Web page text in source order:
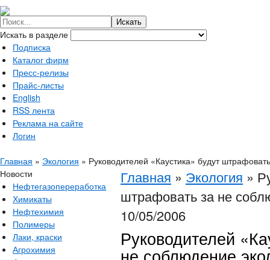
Искать в разделе
Подписка
Каталог фирм
Пресс-релизы
Прайс-листы
English
RSS лента
Реклама на сайте
Логин
Главная » Экология » Руководителей «Каустика» будут
Новости
Нефтегазопереработка
Химикаты
Нефтехимия
Полимеры
Лаки, краски
Агрохимия
Главная » Экология »
штрафовать за не
10/05/2006
Руководителей